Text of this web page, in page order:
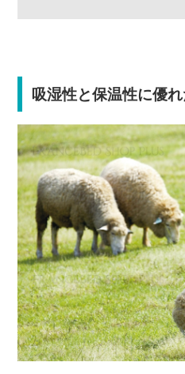
吸湿性と保温性に優